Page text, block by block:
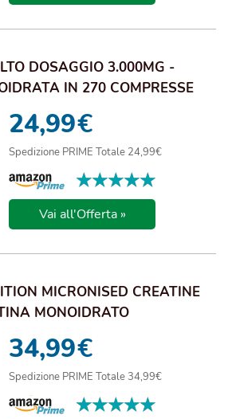
DOSAGGIO 3.000MG -
IN 270 COMPRESSE
24,99€
Spedizione PRIME Totale 24,99€
★★★★★
★★★★★
Vai all'Offerta »
MICRONISED CREATINE
MONOIDRATO
34,99€
Spedizione PRIME Totale 34,99€
★★★★★
★★★★★